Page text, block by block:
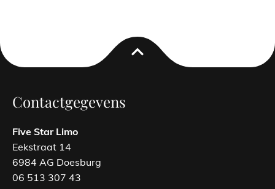
expand_less
Contactgegevens
Five Star Limo
Eekstraat 14
6984 AG Doesburg
06 513 307 43